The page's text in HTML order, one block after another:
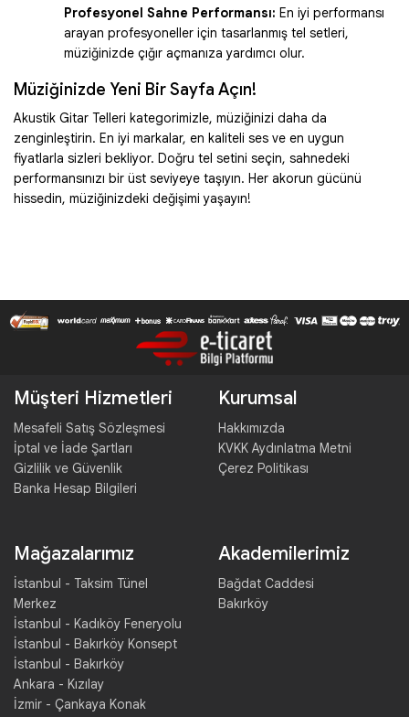
Profesyonel Sahne Performansı: En iyi performansı
arayan profesyoneller için tasarlanmış tel setleri,
müziğinizde çığır açmanıza yardımcı olur.
Müziğinizde Yeni Bir Sayfa Açın!
Akustik Gitar Telleri kategorimizle, müziğinizi daha da
zenginleştirin. En iyi markalar, en kaliteli ses ve en uygun
fiyatlarla sizleri bekliyor. Doğru tel setini seçin, sahnedeki
performansınızı bir üst seviyeye taşıyın. Her akorun gücünü
hissedin, müziğinizdeki değişimi yaşayın!
Müşteri Hizmetleri
Mesafeli Satış Sözleşmesi
İptal ve İade Şartları
Gizlilik ve Güvenlik
Banka Hesap Bilgileri
Kurumsal
Hakkımızda
KVKK Aydınlatma Metni
Çerez Politikası
Mağazalarımız
İstanbul - Taksim Tünel
Merkez
İstanbul - Kadıköy Feneryolu
İstanbul - Bakırköy Konsept
İstanbul - Bakırköy
Ankara - Kızılay
İzmir - Çankaya Konak
Akademilerimiz
Bağdat Caddesi
Bakırköy